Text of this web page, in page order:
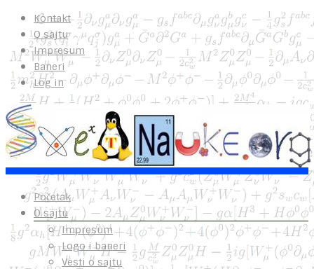
Kontakt
O sajtu
Impresum
Baneri
Log in
Početak
O sajtu
Impresum
Logo i baneri
Vesti o sajtu